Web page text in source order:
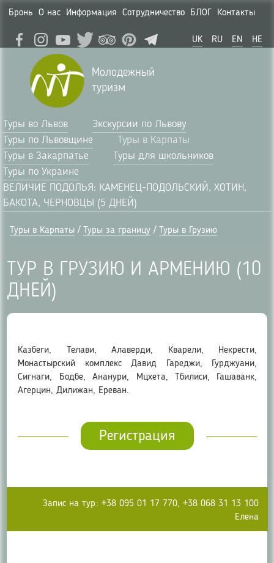
Бронь О нас Информация Сотрудничество БЛОГ Контакты
UK RU EN HE
Молодежный
туризм
Туры во Львов
Экскурсии по Львову
Туры по Львовщине
Туры в Карпаты
Туры в Закарпатье
Туры для школьников
Туры по Украине
ВЕЛИЧИЕ ПОДОЛЬЯ: КАМЕНЕЦ-ПОДОЛЬСКИЙ, ХОТИН,
БАКОТА, ЧЕРНОВЦЫ (5 ДНЕЙ)
Туры в Карпаты / Туры за границу / Туры в Грузию
ТУР В ГРУЗИЮ И АРМЕНИЮ (10
ДНЕЙ)
Казбеги, Телави, Алаверди, Кварели, Некрести,
Монастырский комплекс Давид Гареджи, Гурджуани,
Сигнаги, Бодбе, Ананури, Мцхета, Тбилиси, Гашаванк,
Агерцин, Дилижан, Ереван.
Регистрация
Запис на тур: +38 095 01 17 770, +38 068 31 13 100
Елена